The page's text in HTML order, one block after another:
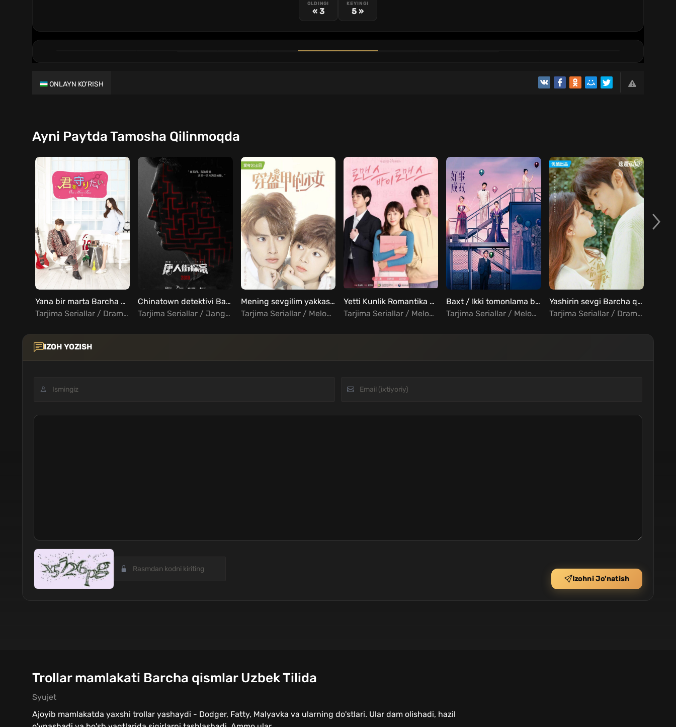
OLDINGI
« 3
KEYINGI
5 »
ONLAYN KO'RISH
Ayni Paytda Tamosha Qilinmoqda
Yana bir marta Barcha Qismlar Uzbek Tilida Koreya seriali
Tarjima Seriallar / Drama / Xorij Seriallar Uzbek Tilida
Chinatown detektivi Barcha qismlar Uzbek Tilida
Tarjima Seriallar / Jangari / Detektiv / Komediya / Kriminal / Xorij Seriallar Uzbek Tilida
Mening sevgilim yakkashox Barcha qismlar Uzbek Tilida
Tarjima Seriallar / Melodrama / Xorij Seriallar Uzbek Tilida
Yetti Kunlik Romantika Barcha qismlar Uzbek Tilida
Tarjima Seriallar / Melodrama / Xorij Seriallar Uzbek Tilida
Baxt / Ikki tomonlama baxt / Ittifoq Barcha qismlar Uzbek Tilida
Tarjima Seriallar / Melodrama / Xorij Seriallar Uzbek Tilida
Yashirin sevgi Barcha qismlar Uzbek Tilida
Tarjima Seriallar / Drama / Melodrama / Xorij Seriallar Uzbek Tilida
IZOH YOZISH
Izohni Jo'natish
Trollar mamlakati Barcha qismlar Uzbek Tilida
Syujet
Ajoyib mamlakatda yaxshi trollar yashaydi - Dodger, Fatty, Malyavka va ularning do'stlari. Ular dam olishadi, hazil